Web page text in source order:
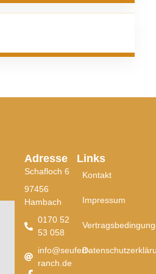
Links
Kontakt
Impressum
Adresse
Schafloch 6
97456
Hambach
0170 52
53 058
info@seufert-
ranch.de